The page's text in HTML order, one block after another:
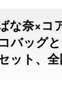
な奈×コ
バッグ
ット、